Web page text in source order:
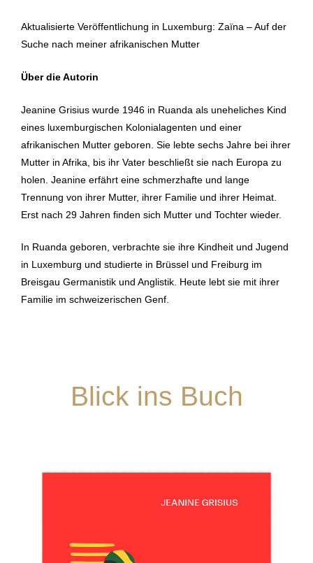
Aktualisierte Veröffentlichung in Luxemburg: Zaïna – Auf der
Suche nach meiner afrikanischen Mutter
Über die Autorin
Jeanine Grisius wurde 1946 in Ruanda als uneheliches Kind
eines luxemburgischen Kolonialagenten und einer
afrikanischen Mutter geboren. Sie lebte sechs Jahre bei ihrer
Mutter in Afrika, bis ihr Vater beschließt sie nach Europa zu
holen. Jeanine erfährt eine schmerzhafte und lange
Trennung von ihrer Mutter, ihrer Familie und ihrer Heimat.
Erst nach 29 Jahren finden sich Mutter und Tochter wieder.
In Ruanda geboren, verbrachte sie ihre Kindheit und Jugend
in Luxemburg und studierte in Brüssel und Freiburg im
Breisgau Germanistik und Anglistik. Heute lebt sie mit ihrer
Familie im schweizerischen Genf.
Blick ins Buch